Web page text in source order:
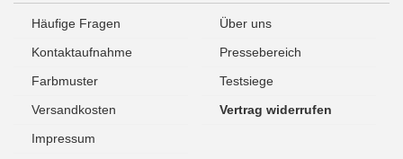
Häufige Fragen
Über uns
Kontaktaufnahme
Pressebereich
Farbmuster
Testsiege
Versandkosten
Vertrag widerrufen
Impressum